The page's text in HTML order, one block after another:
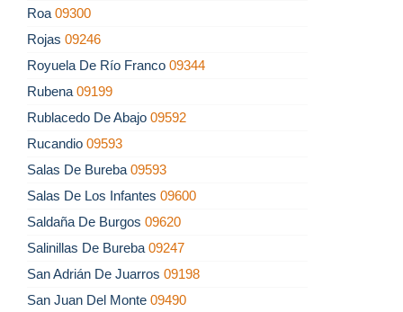
Roa 09300
Rojas 09246
Royuela De Río Franco 09344
Rubena 09199
Rublacedo De Abajo 09592
Rucandio 09593
Salas De Bureba 09593
Salas De Los Infantes 09600
Saldaña De Burgos 09620
Salinillas De Bureba 09247
San Adrián De Juarros 09198
San Juan Del Monte 09490